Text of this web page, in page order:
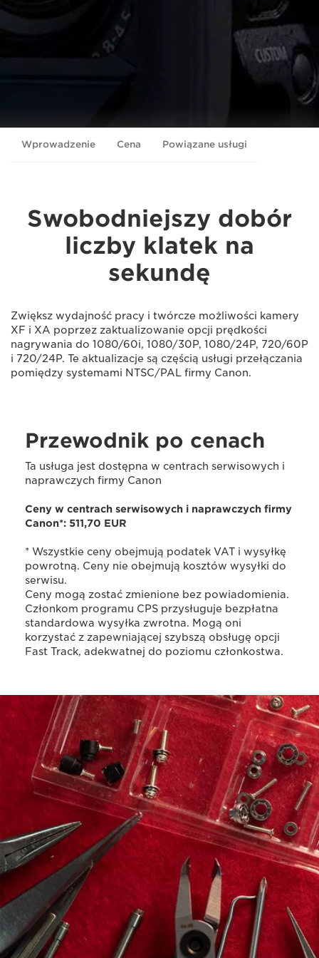
Wprowadzenie Cena Powiązane usługi
Swobodniejszy dobór
liczby klatek na
sekundę
Zwiększ wydajność pracy i twórcze możliwości kamery
XF i XA poprzez zaktualizowanie opcji prędkości
nagrywania do 1080/60i, 1080/30P, 1080/24P, 720/60P
i 720/24P. Te aktualizacje są częścią usługi przełączania
pomiędzy systemami NTSC/PAL firmy Canon.
Przewodnik po cenach
Ta usługa jest dostępna w centrach serwisowych i
naprawczych firmy Canon
Ceny w centrach serwisowych i naprawczych firmy
Canon*: 511,70 EUR
* Wszystkie ceny obejmują podatek VAT i wysyłkę
powrotną. Ceny nie obejmują kosztów wysyłki do
serwisu.
Ceny mogą zostać zmienione bez powiadomienia.
Członkom programu CPS przysługuje bezpłatna
standardowa wysyłka zwrotna. Mogą oni
korzystać z zapewniającej szybszą obsługę opcji
Fast Track, adekwatnej do poziomu członkostwa.